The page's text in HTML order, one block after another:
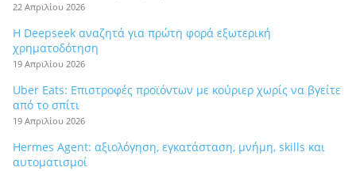
22 Απριλίου 2026
Η Deepseek αναζητά για πρώτη φορά εξωτερική
χρηματοδότηση
19 Απριλίου 2026
Uber Eats: Επιστροφές προϊόντων με κούριερ χωρίς να βγείτε
από το σπίτι
19 Απριλίου 2026
Hermes Agent: αξιολόγηση, εγκατάσταση, μνήμη, skills και
αυτοματισμοί